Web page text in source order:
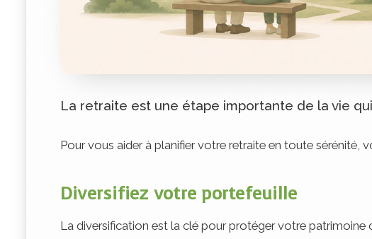
La retraite est une étape importante de la vie
Pour vous aider à planifier votre retraite en toute sérénité,
Diversifiez votre portefeuille
La diversification est la clé pour protéger votre patrimoine